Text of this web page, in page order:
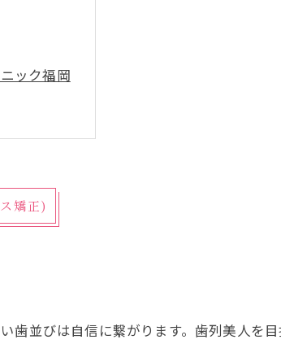
ック福岡
矯正)
歯並びは自信に繋がります。歯列美人を